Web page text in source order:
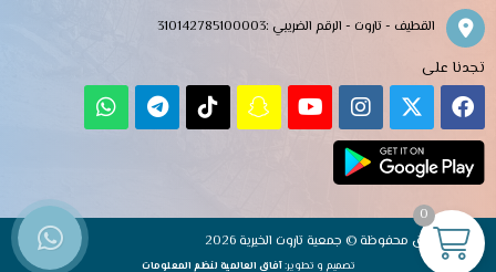
القطيف - تاروت - الرقم الضريبي :310142785100003
تجدنا على
جميع الحقوق محفوظة © جمعية تاروت الخيرية 2026
تصميم و تطوير:آفاق العالمية لنظم المعلومات
0